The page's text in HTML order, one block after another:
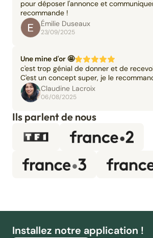
pour déposer l'annonce et
recommande !
Émilie Duseaux
23/09/2025
Une mine d'or 🤩
c'est trop génial de donner et de
C'est un concept super, je le
Claudine Lacroix
06/08/2025
Ils parlent de nous
Installez notre application !